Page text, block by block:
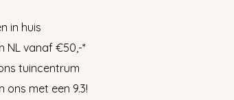
in huis
NL vanaf €50,-*
tuincentrum
ons met een 9.3!